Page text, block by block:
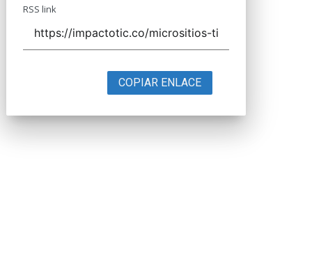
RSS link
COPIAR ENLACE